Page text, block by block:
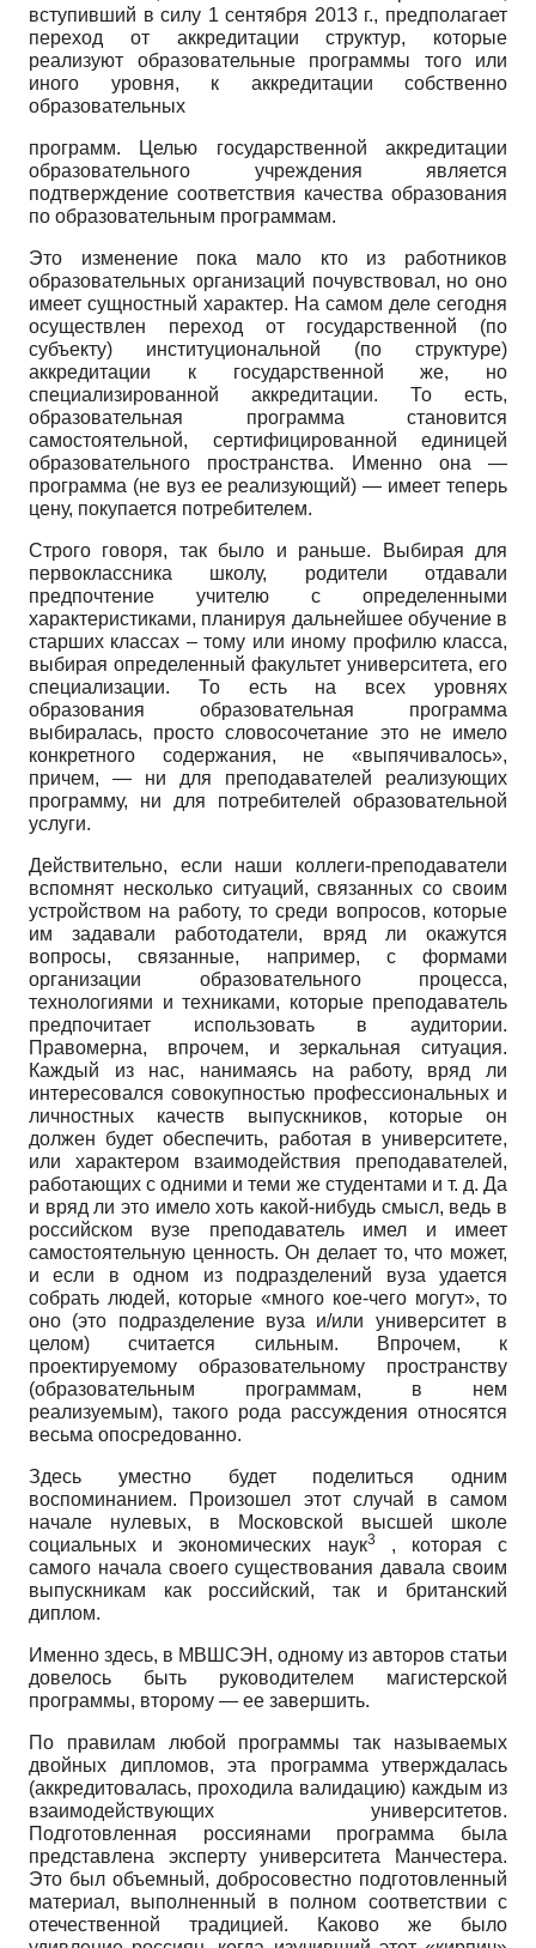
вступивший в силу 1 сентября 2013 г., предполагает
переход от аккредитации структур, которые
реализуют образовательные программы того или
иного уровня, к аккредитации собственно
образовательных
программ. Целью государственной аккредитации
образовательного учреждения является
подтверждение соответствия качества образования
по образовательным программам.
Это изменение пока мало кто из работников
образовательных организаций почувствовал, но оно
имеет сущностный характер. На самом деле сегодня
осуществлен переход от государственной (по
субъекту) институциональной (по структуре)
аккредитации к государственной же, но
специализированной аккредитации. То есть,
образовательная программа становится
самостоятельной, сертифицированной единицей
образовательного пространства. Именно она —
программа (не вуз ее реализующий) — имеет теперь
цену, покупается потребителем.
Строго говоря, так было и раньше. Выбирая для
первоклассника школу, родители отдавали
предпочтение учителю с определенными
характеристиками, планируя дальнейшее обучение в
старших классах – тому или иному профилю класса,
выбирая определенный факультет университета, его
специализации. То есть на всех уровнях
образования образовательная программа
выбиралась, просто словосочетание это не имело
конкретного содержания, не «выпячивалось»,
причем, — ни для преподавателей реализующих
программу, ни для потребителей образовательной
услуги.
Действительно, если наши коллеги-преподаватели
вспомнят несколько ситуаций, связанных со своим
устройством на работу, то среди вопросов, которые
им задавали работодатели, вряд ли окажутся
вопросы, связанные, например, с формами
организации образовательного процесса,
технологиями и техниками, которые преподаватель
предпочитает использовать в аудитории.
Правомерна, впрочем, и зеркальная ситуация.
Каждый из нас, нанимаясь на работу, вряд ли
интересовался совокупностью профессиональных и
личностных качеств выпускников, которые он
должен будет обеспечить, работая в университете,
или характером взаимодействия преподавателей,
работающих с одними и теми же студентами и т. д. Да
и вряд ли это имело хоть какой-нибудь смысл, ведь в
российском вузе преподаватель имел и имеет
самостоятельную ценность. Он делает то, что может,
и если в одном из подразделений вуза удается
собрать людей, которые «много кое-чего могут», то
оно (это подразделение вуза и/или университет в
целом) считается сильным. Впрочем, к
проектируемому образовательному пространству
(образовательным программам, в нем
реализуемым), такого рода рассуждения относятся
весьма опосредованно.
Здесь уместно будет поделиться одним
воспоминанием. Произошел этот случай в самом
начале нулевых, в Московской высшей школе
социальных и экономических наук3
, которая с
самого начала своего существования давала своим
выпускникам как российский, так и британский
диплом.
Именно здесь, в МВШСЭН, одному из авторов статьи
довелось быть руководителем магистерской
программы, второму — ее завершить.
По правилам любой программы так называемых
двойных дипломов, эта программа утверждалась
(аккредитовалась, проходила валидацию) каждым из
взаимодействующих университетов.
Подготовленная россиянами программа была
представлена эксперту университета Манчестера.
Это был объемный, добросовестно подготовленный
материал, выполненный в полном соответствии с
отечественной традицией. Каково же было